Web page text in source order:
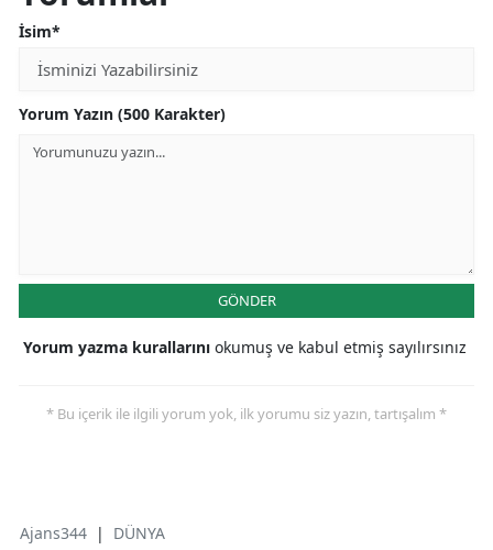
İsim*
Yorum Yazın (500 Karakter)
GÖNDER
Yorum yazma kurallarını okumuş ve kabul etmiş sayılırsınız
* Bu içerik ile ilgili yorum yok, ilk yorumu siz yazın, tartışalım *
Ajans344 | DÜNYA